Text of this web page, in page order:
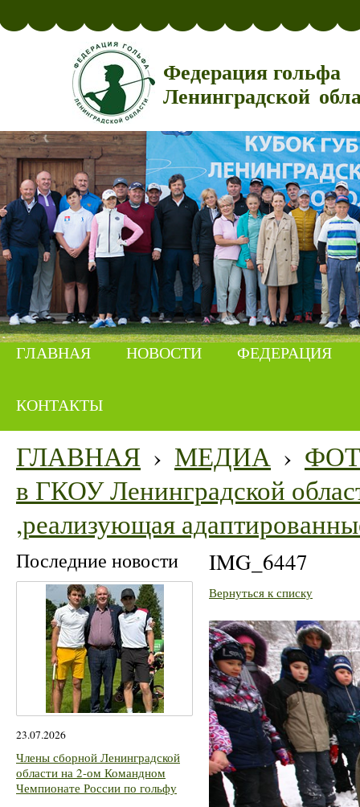
Федерация гольфа
Ленинградской
ГЛАВНАЯ НОВОСТИ ФЕДЕРАЦИЯ
КОНТАКТЫ
ГЛАВНАЯ › МЕДИА ›
в ГКОУ Ленинградской
,реализующая
Последние новости
23.07.2026
Члены сборной Ленинградской
области на 2-ом Командном
Чемпионате России по гольфу
IMG_6447
Вернуться к списку